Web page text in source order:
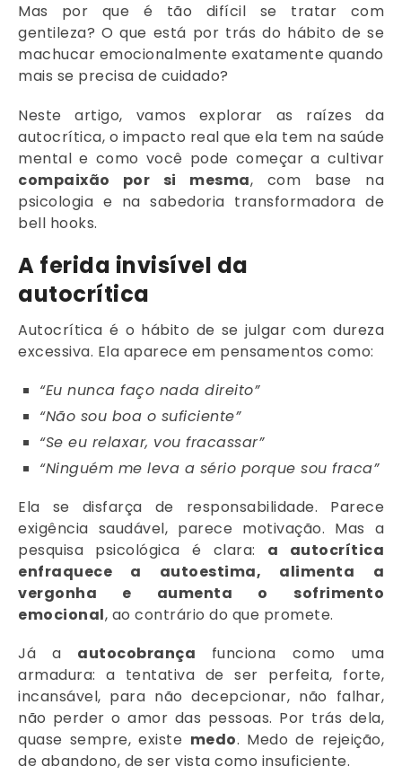
Mas por que é tão difícil se tratar com
gentileza? O que está por trás do hábito de se
machucar emocionalmente exatamente quando
mais se precisa de cuidado?
Neste artigo, vamos explorar as raízes da
autocrítica, o impacto real que ela tem na saúde
mental e como você pode começar a cultivar
compaixão por si mesma, com base na
psicologia e na sabedoria transformadora de
bell hooks.
A ferida invisível da
autocrítica
Autocrítica é o hábito de se julgar com dureza
excessiva. Ela aparece em pensamentos como:
“Eu nunca faço nada direito”
“Não sou boa o suficiente”
“Se eu relaxar, vou fracassar”
“Ninguém me leva a sério porque sou fraca”
Ela se disfarça de responsabilidade. Parece
exigência saudável, parece motivação. Mas a
pesquisa psicológica é clara: a autocrítica
enfraquece a autoestima, alimenta a
vergonha e aumenta o sofrimento
emocional, ao contrário do que promete.
Já a autocobrança funciona como uma
armadura: a tentativa de ser perfeita, forte,
incansável, para não decepcionar, não falhar,
não perder o amor das pessoas. Por trás dela,
quase sempre, existe medo. Medo de rejeição,
de abandono, de ser vista como insuficiente.